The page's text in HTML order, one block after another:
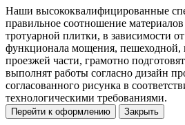
Наши высококвалифицированные
правильное соотношение
тротуарной плитки, в зависимости
функционала мощения, пешеходной,
проезжей части, грамотно
выполнят работы согласно дизайн
согласованного рисунка в
технологическими требованиями.
Перейти к оформлению Закрыть